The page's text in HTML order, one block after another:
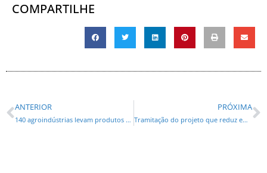
COMPARTILHE
ANTERIOR
140 agroindústrias levam produtos à Feira Sabores do Paraná no Parque Barigui
PRÓXIMA
Tramitação do projeto que reduz em 45% o IPVA no Paraná marca semana na Assembleia Legislativa